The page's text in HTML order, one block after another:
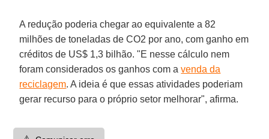
A redução poderia chegar ao equivalente a 82
milhões de toneladas de CO2 por ano, com ganho em
créditos de US$ 1,3 bilhão. "E nesse cálculo nem
foram considerados os ganhos com avenda da
reciclagem. A ideia é que essas atividades poderiam
gerar recurso para o próprio setor melhorar", afirma.